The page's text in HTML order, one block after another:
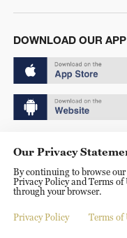
DOWNLOAD OUR APP
京ICP备20000184号
京公网安备
Disinformation report
Our Privacy
By continuing to browse our
Privacy Policy and Terms of
through your browser.
Privacy Policy Terms of